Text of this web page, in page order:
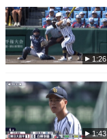
1:26
1:43